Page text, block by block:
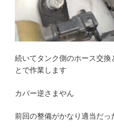
続いてタンク側のホース交換
とで作業します
カバー逆さまやん
前回の整備がかなり適当だっ